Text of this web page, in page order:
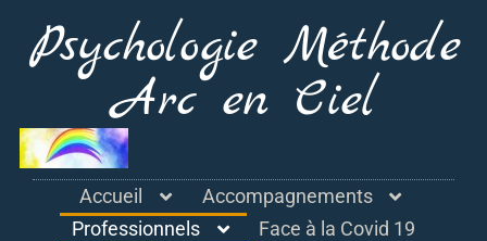
Psychologie Méthode
Arc en Ciel
Accueil
Accompagnements
Professionnels
Face à la Covid 19